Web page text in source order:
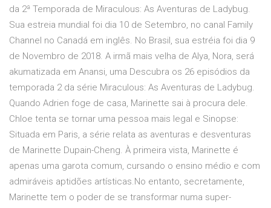
da 2ª Temporada de Miraculous: As Aventuras de Ladybug.
Sua estreia mundial foi dia 10 de Setembro, no canal Family
Channel no Canadá em inglês. No Brasil, sua estréia foi dia 9
de Novembro de 2018. A irmã mais velha de Alya, Nora, será
akumatizada em Anansi, uma Descubra os 26 episódios da
temporada 2 da série Miraculous: As Aventuras de Ladybug.
Quando Adrien foge de casa, Marinette sai à procura dele.
Chloe tenta se tornar uma pessoa mais legal e Sinopse:
Situada em Paris, a série relata as aventuras e desventuras
de Marinette Dupain-Cheng. À primeira vista, Marinette é
apenas uma garota comum, cursando o ensino médio e com
admiráveis aptidões artísticas.No entanto, secretamente,
Marinette tem o poder de se transformar numa super-